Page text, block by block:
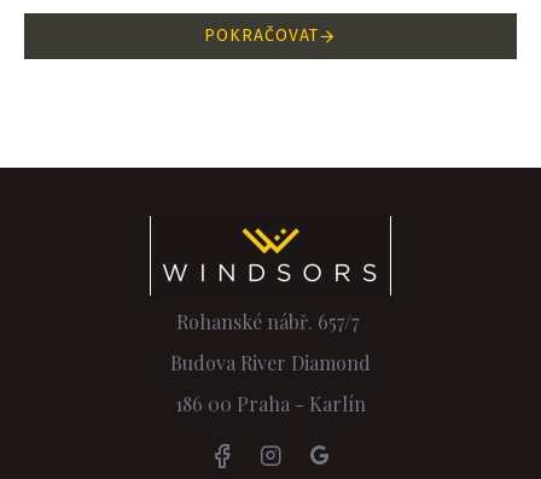
POKRAČOVAT
Rohanské nábř. 657/7
Budova River Diamond
186 00 Praha - Karlín